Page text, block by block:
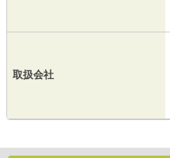
取扱会社